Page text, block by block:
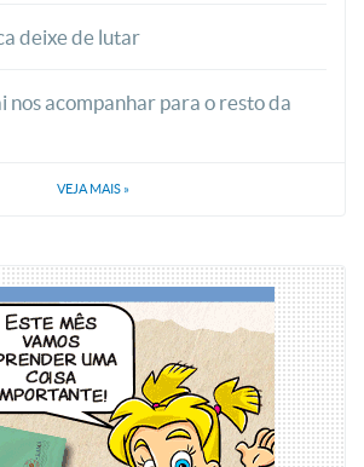
deixe de lutar
nos acompanhar para o resto da
VEJA MAIS »